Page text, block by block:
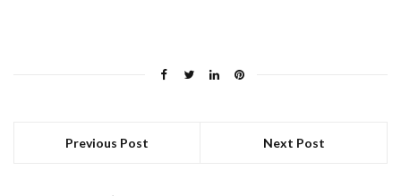
Previous Post Next Post